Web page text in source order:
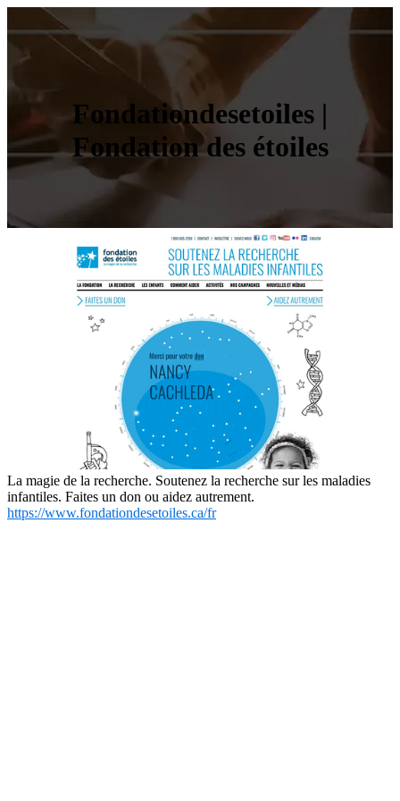
Fon­dation­desetoi­les |
Fondation des étoiles
La magie de la recherche. Soutenez la recherche sur les maladies
infantiles. Faites un don ou aidez autrement.
https://www.fondationdesetoiles.ca/fr